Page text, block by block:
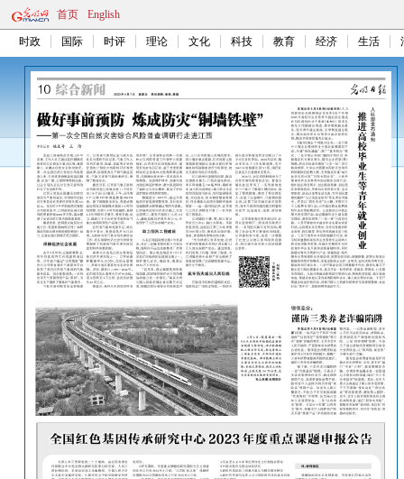
首页 English
时政 国际 时评 理论 文化 科技 教育 经济 生活